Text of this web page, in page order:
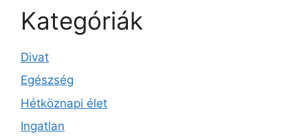
Kategóriák
Divat
Egészség
Hétköznapi élet
Ingatlan